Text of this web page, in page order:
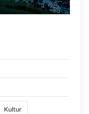
Kultur